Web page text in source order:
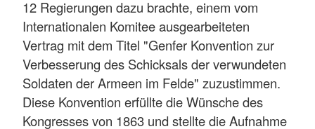
12 Regierungen dazu brachte, einem vom
Internationalen Komitee ausgearbeiteten
Vertrag mit dem Titel "Genfer Konvention zur
Verbesserung des Schicksals der verwundeten
Soldaten der Armeen im Felde" zuzustimmen.
Diese Konvention erfüllte die Wünsche des
Kongresses von 1863 und stellte die Aufnahme